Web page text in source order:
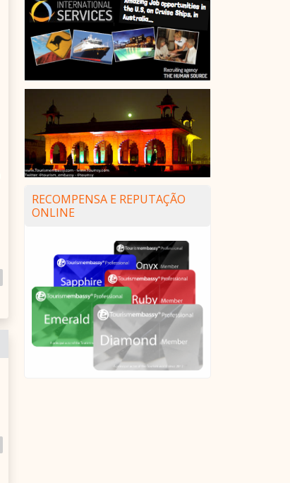
RECOMPENSA E REPUTAÇÃO
ONLINE